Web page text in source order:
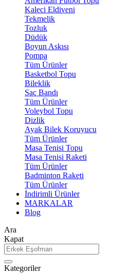
Kaleci Eldiveni
Tekmelik
Tozluk
Düdük
Boyun Askısı
Pompa
Tüm Ürünler
Basketbol Topu
Bileklik
Saç Bandı
Tüm Ürünler
Voleybol Topu
Dizlik
Ayak Bilek Koruyucu
Tüm Ürünler
Masa Tenisi Topu
Masa Tenisi Raketi
Tüm Ürünler
Badminton Raketi
Tüm Ürünler
İndirimli Ürünler
MARKALAR
Blog
Ara
Kapat
Kategoriler